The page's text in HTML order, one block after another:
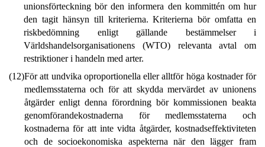
unionsförteckning bör den informera den kommittén om hur
den tagit hänsyn till kriterierna. Kriterierna bör omfatta en
riskbedömning enligt gällande bestämmelser i
Världshandelsorganisationens (WTO) relevanta avtal om
restriktioner i handeln med arter.
(12)För att undvika oproportionella eller alltför höga kostnader för
medlemsstaterna och för att skydda mervärdet av unionens
åtgärder enligt denna förordning bör kommissionen beakta
genomförandekostnaderna för medlemsstaterna och
kostnaderna för att inte vidta åtgärder, kostnadseffektiviteten
och de socioekonomiska aspekterna när den lägger fram